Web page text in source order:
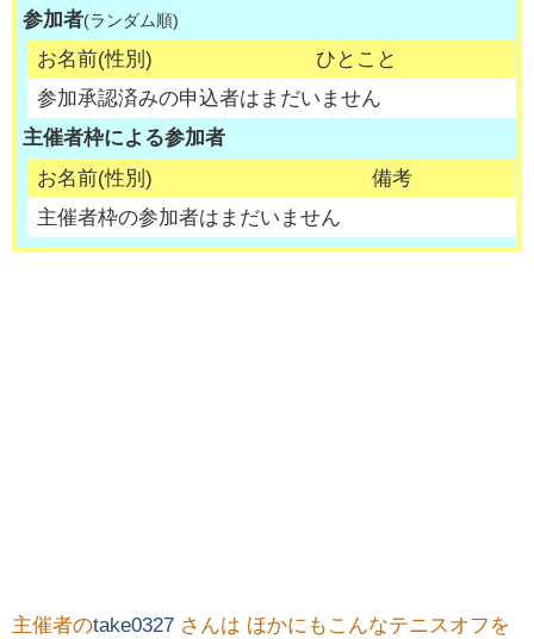
参加者(ランダム順)
お名前(性別)
ひとこと
参加承認済みの申込者はまだいません
主催者枠による参加者
お名前(性別)
備考
主催者枠の参加者はまだいません
主催者のtake0327 さんは ほかにもこんなテニスオフを